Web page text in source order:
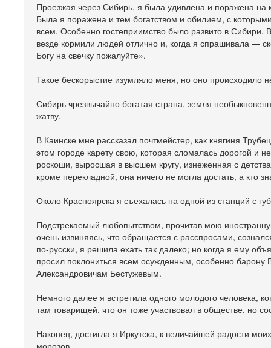
Проезжая через Сибирь, я была удивлена и поражена на
Была я поражена и тем богатством и обилием, с
всем. Особенно гостеприимство было развито в
везде кормили людей отлично и, когда я спрашивала —
Богу на свечку пожалуйте».
Такое бескорыстие изумляло меня, но оно происходило
Сибирь чрезвычайно богатая страна, земля
жатву.
В Каинске мне рассказал почтмейстер, как княгиня
этом городе карету свою, которая сломалась дорогой и
роскоши, выросшая в высшем кругу, изнеженная с
кроме перекладной, она ничего не могла достать, а кто
Около Красноярска я съехалась на одной из станций с
Подстрекаемый любопытством, прочитав мою
очень извиняясь, что обращается с расспросами,
по-русски, я решила ехать так далеко; но когда я ему
просил поклониться всем осужденным, особенно
Александровичам Бестужевым.
Немного далее я встретила одного молодого человека,
там товарищей, что он тоже участвовал в обществе, но
Наконец, достигла я Иркутска, к величайшей радости
морозов.